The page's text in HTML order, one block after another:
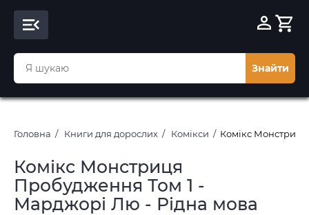
Знайти
Головна Книги для дорослих Комікси Комікс
Комікс Монстриця
Пробудження Том 1 -
Марджорі Лю - Рідна мова